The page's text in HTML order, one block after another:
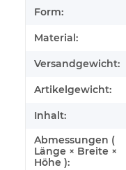
Form:
Material:
Versandgewicht:
Artikelgewicht:
Inhalt:
Abmessungen (
Länge × Breite ×
Höhe ):